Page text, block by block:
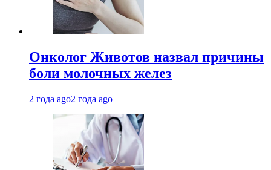
Онколог Животов назвал причины
боли молочных желез
2 года ago2 года ago